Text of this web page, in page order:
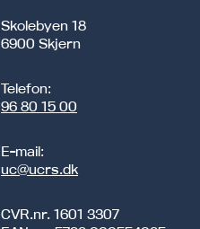
Skolebyen 18
6900 Skjern
Telefon:
96 80 15 00
E-mail:
uc@ucrs.dk
CVR.nr. 1601 3307